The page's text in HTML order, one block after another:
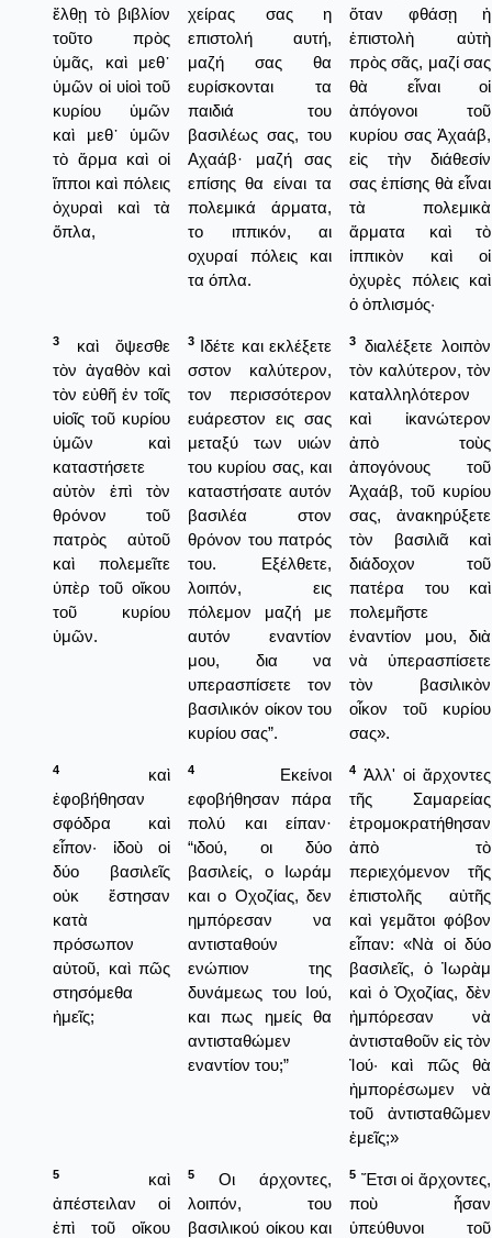
ἔλθῃ τὸ βιβλίον
τοῦτο πρὸς
ὑμᾶς, καὶ μεθ᾿
ὑμῶν οἱ υἱοὶ τοῦ
κυρίου ὑμῶν
καὶ μεθ᾿ ὑμῶν
τὸ ἅρμα καὶ οἱ
ἵπποι καὶ πόλεις
ὀχυραὶ καὶ τὰ
ὅπλα,
χείρας σας η
επιστολή αυτή,
μαζή σας θα
ευρίσκονται τα
παιδιά του
βασιλέως σας, του
Αχαάβ· μαζή σας
επίσης θα είναι τα
πολεμικά άρματα,
το ιππικόν, αι
οχυραί πόλεις και
τα όπλα.
ὅταν φθάσῃ ἡ
ἐπιστολὴ αὐτὴ
πρὸς σᾶς, μαζί σας
θὰ εἶναι οἱ
ἀπόγονοι τοῦ
κυρίου σας Ἀχαάβ,
εἰς τὴν διάθεσίν
σας ἐπίσης θὰ εἶναι
τὰ πολεμικὰ
ἅρματα καὶ τὸ
ἱππικὸν καὶ οἱ
ὀχυρὲς πόλεις καὶ
ὁ ὁπλισμός·
3
καὶ ὄψεσθε
τὸν ἀγαθὸν καὶ
τὸν εὐθῆ ἐν τοῖς
υἱοῖς τοῦ κυρίου
ὑμῶν καὶ
καταστήσετε
αὐτὸν ἐπὶ τὸν
θρόνον τοῦ
πατρὸς αὐτοῦ
καὶ πολεμεῖτε
ὑπὲρ τοῦ οἴκου
τοῦ κυρίου
ὑμῶν.
3 Ιδέτε και εκλέξετε
σστον καλύτερον,
τον περισσότερον
ευάρεστον εις σας
μεταξύ των υιών
του κυρίου σας, και
καταστήσατε αυτόν
βασιλέα στον
θρόνον του πατρός
του. Εξέλθετε,
λοιπόν, εις
πόλεμον μαζή με
αυτόν εναντίον
μου, δια να
υπερασπίσετε τον
βασιλικόν οίκον του
κυρίου σας”.
3
διαλέξετε λοιπὸν
τὸν καλύτερον, τὸν
καταλληλότερον
καὶ ἰκανώτερον
ἀπὸ τοὺς
ἀπογόνους τοῦ
Ἀχαάβ, τοῦ κυρίου
σας, ἀνακηρύξετε
τὸν βασιλιᾶ καὶ
διάδοχον τοῦ
πατέρα του καὶ
πολεμῆστε
ἐναντίον μου, διὰ
νὰ ὑπερασπίσετε
τὸν βασιλικὸν
οἶκον τοῦ κυρίου
σας».
4
καὶ
ἐφοβήθησαν
σφόδρα καὶ
εἶπον· ἰδοὺ οἱ
δύο βασιλεῖς
οὐκ ἔστησαν
κατὰ
πρόσωπον
αὐτοῦ, καὶ πῶς
στησόμεθα
ἡμεῖς;
4
Εκείνοι
εφοβήθησαν πάρα
πολύ και είπαν·
“ιδού, οι δύο
βασιλείς, ο Ιωράμ
και ο Οχοζίας, δεν
ημπόρεσαν να
αντισταθούν
ενώπιον της
δυνάμεως του Ιού,
και πως ημείς θα
αντισταθώμεν
εναντίον του;”
4 Ἀλλ' οἱ ἄρχοντες
τῆς Σαμαρείας
ἐτρομοκρατήθησαν
ἀπὸ τὸ
περιεχόμενον τῆς
ἐπιστολῆς αὐτῆς
καὶ γεμᾶτοι φόβον
εἶπαν: «Νὰ οἱ δύο
βασιλεῖς, ὁ Ἰωρὰμ
καὶ ὁ Ὀχοζίας, δὲν
ἠμπόρεσαν νὰ
ἀντισταθοῦν εἰς τὸν
Ἰού· καὶ πῶς θὰ
ἠμπορέσωμεν νὰ
τοῦ ἀντισταθῶμεν
ἐμεῖς;»
5
καὶ
ἀπέστειλαν οἱ
ἐπὶ τοῦ οἴκου
5
Οι άρχοντες,
λοιπόν, του
βασιλικού οίκου και
5 Ἔτσι οἱ ἄρχοντες,
ποὺ ἦσαν
ὑπεύθυνοι τοῦ